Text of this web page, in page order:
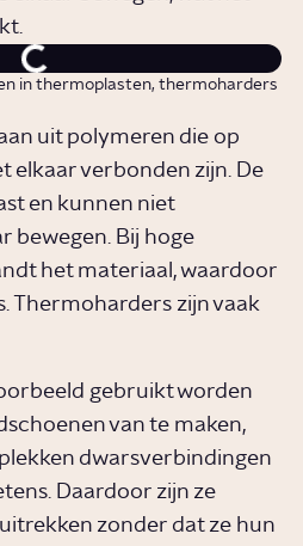
in thermoplasten, thermoharders
uit polymeren die op
elkaar verbonden zijn. De
en kunnen niet
bewegen. Bij hoge
het materiaal, waardoor
Thermoharders zijn vaak
gebruikt worden
van te maken,
dwarsverbindingen
Daardoor zijn ze
zonder dat ze hun